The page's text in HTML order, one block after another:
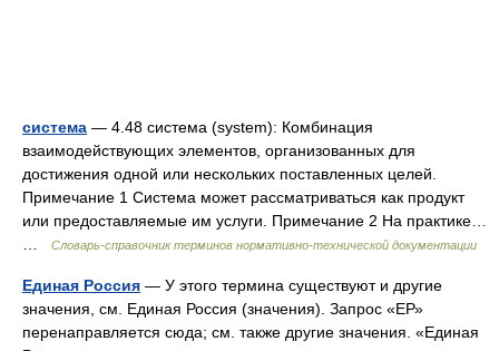
система — 4.48 система (system): Комбинация
взаимодействующих элементов, организованных для
достижения одной или нескольких поставленных целей.
Примечание 1 Система может рассматриваться как продукт
или предоставляемые им услуги. Примечание 2 На практике…
Словарь-справочник терминов нормативно-технической документации
Единая Россия — У этого термина существуют и другие
значения, см. Единая Россия (значения). Запрос «ЕР»
перенаправляется сюда; см. также другие значения. «Единая